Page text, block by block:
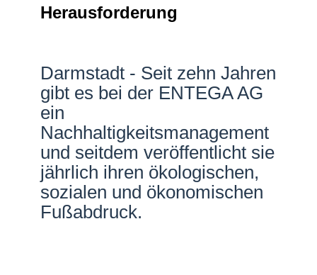
Herausforderung
Darmstadt - Seit zehn Jahren
gibt es bei der ENTEGA AG
ein
Nachhaltigkeitsmanagement
und seitdem veröffentlicht sie
jährlich ihren ökologischen,
sozialen und ökonomischen
Fußabdruck.